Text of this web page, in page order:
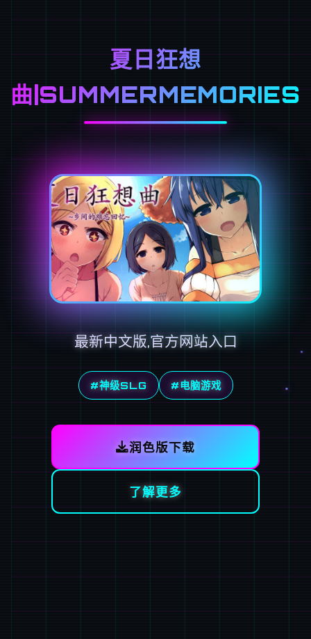
夏日狂想
曲|SUMMERMEMORIES
最新中文版,官方网站入口
#神级SLG #电脑游戏
润色版下载
了解更多